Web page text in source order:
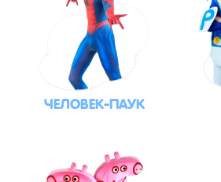
ЧЕЛОВЕК-ПАУК